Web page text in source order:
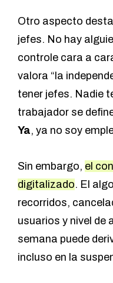
Otro aspecto
jefes. No hay
controle cara a
valora “la
tener jefes. Nadie
trabajador se
Ya, ya no soy
Sin embargo, el
digitalizado. El
recorridos,
usuarios y nivel de
semana puede
incluso en la